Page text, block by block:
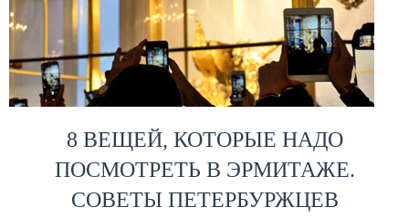
8 ВЕЩЕЙ, КОТОРЫЕ НАДО
ПОСМОТРЕТЬ В ЭРМИТАЖЕ.
СОВЕТЫ ПЕТЕРБУРЖЦЕВ